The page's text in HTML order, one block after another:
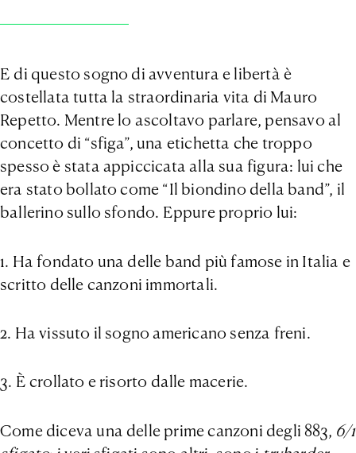
E di questo sogno di avventura e libertà è
costellata tutta la straordinaria vita di Mauro
Repetto. Mentre lo ascoltavo parlare, pensavo al
concetto di “sfiga”, una etichetta che troppo
spesso è stata appiccicata alla sua figura: lui che
era stato bollato come “Il biondino della band”, il
ballerino sullo sfondo. Eppure proprio lui:
1. Ha fondato una delle band più famose in Italia e
scritto delle canzoni immortali.
2. Ha vissuto il sogno americano senza freni.
3. È crollato e risorto dalle macerie.
Come diceva una delle prime canzoni degli 883, 6/1